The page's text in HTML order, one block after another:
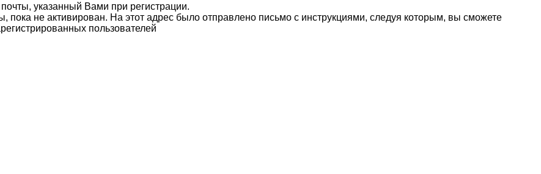
указанный Вами при регистрации.
пока не активирован. На этот адрес было отправлено письмо с инструкциями, следуя которым, вы сможете
пользователей